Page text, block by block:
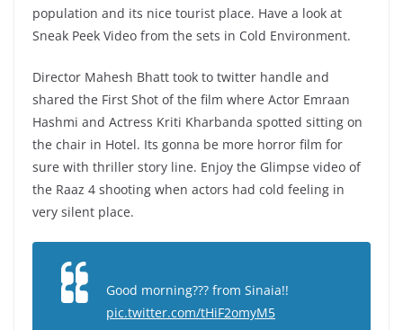
population and its nice tourist place. Have a look at
Sneak Peek Video from the sets in Cold Environment.
Director Mahesh Bhatt took to twitter handle and
shared the First Shot of the film where Actor Emraan
Hashmi and Actress Kriti Kharbanda spotted sitting on
the chair in Hotel. Its gonna be more horror film for
sure with thriller story line. Enjoy the Glimpse video of
the Raaz 4 shooting when actors had cold feeling in
very silent place.
Good morning??? from Sinaia!!
pic.twitter.com/tHiF2omyM5